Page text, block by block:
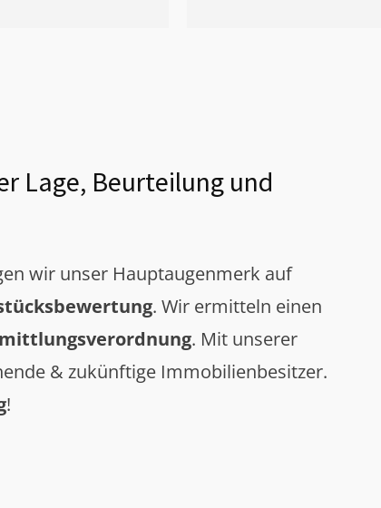
Lage, Beurteilung und
wir unser Hauptaugenmerk auf
. Wir ermitteln einen
. Mit unserer
& zukünftige Immobilienbesitzer.
!